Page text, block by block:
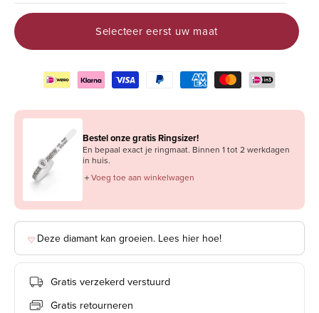
Selecteer eerst uw maat
Bestel onze gratis Ringsizer!
En bepaal exact je ringmaat. Binnen 1 tot 2 werkdagen
in huis.
＋Voeg toe aan winkelwagen
Deze diamant kan groeien. Lees hier hoe!
Gratis verzekerd verstuurd
Gratis retourneren